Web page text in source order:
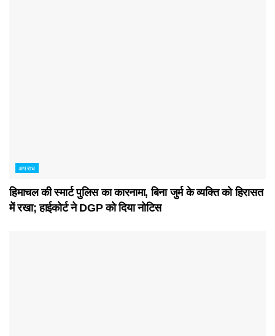
अपराध
हिमाचल की स्मार्ट पुलिस का कारनामा, बिना जुर्म के व्यक्ति को हिरासत
में रखा; हाईकोर्ट ने DGP को दिया नोटिस